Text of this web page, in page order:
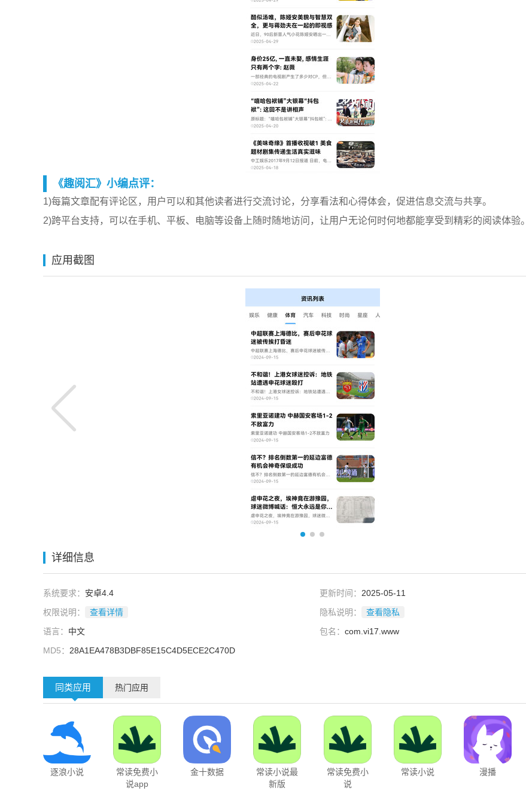
《趣阅汇》小编点评：
1)每篇文章配有评论区，用户可以和其他读者进行交流讨论，分享看法和心得体会，促进信息交流与共享。
2)跨平台支持，可以在手机、平板、电脑等设备上随时随地访问，让用户无论何时何地都能享受到精彩的阅读体验。
应用截图
详细信息
系统要求： 安卓4.4 更新时间： 2025-05-11
权限说明：
查看详情 隐私说明：
查看隐私
语言： 中文 包名： com.vi17.www
MD5： 28A1EA478B3DBF85E15C4D5ECE2C470D
同类应用 热门应用
逐浪小说
常读免费小
说app
金十数据
常读小说最
新版
常读免费小
说
常读小说 漫播